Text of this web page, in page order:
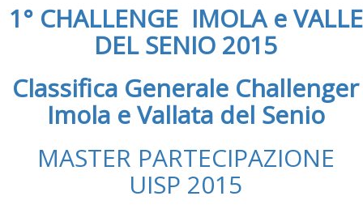
1° CHALLENGE IMOLA e VALLE
DEL SENIO 2015
Classifica Generale Challenger
Imola e Vallata del Senio
MASTER PARTECIPAZIONE
UISP 2015